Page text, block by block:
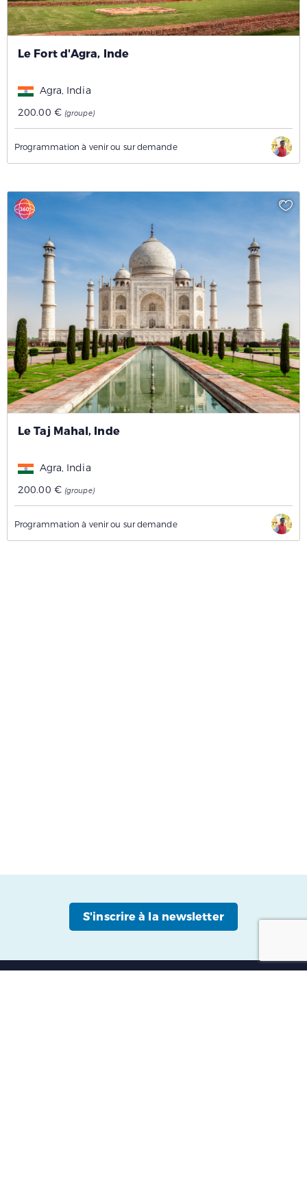
Le Fort d'Agra, Inde
Agra, India
200.00 € (groupe)
Programmation à venir ou sur demande
Le Taj Mahal, Inde
Agra, India
200.00 € (groupe)
Programmation à venir ou sur demande
S'inscrire à la newsletter